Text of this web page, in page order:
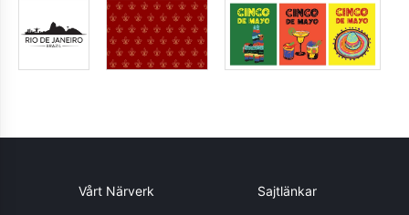
Vårt Närverk Sajtlänkar